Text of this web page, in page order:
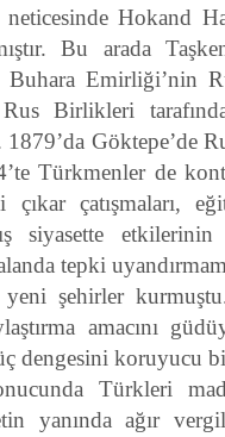
Hokand
Bu arada
Buhara Emirliği’nin
Birlikleri
Göktepe’de
Türkmenler de
çıkar çatışmaları,
siyasette etkilerinin
tepki
şehirler
amacını
dengesini koruyucu
Türkleri
yanında ağır